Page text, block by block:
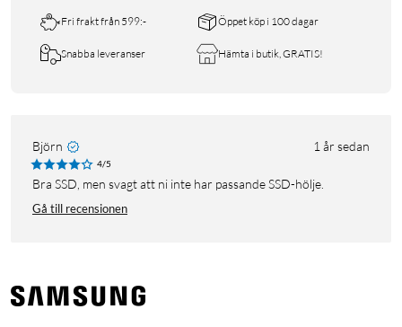
Fri frakt från 599:- Öppet köp i 100 dagar
Snabba leveranser Hämta i butik, GRATIS!
Björn 1 år sedan
4/5
Bra SSD, men svagt att ni inte har passande SSD-hölje.
Gå till recensionen